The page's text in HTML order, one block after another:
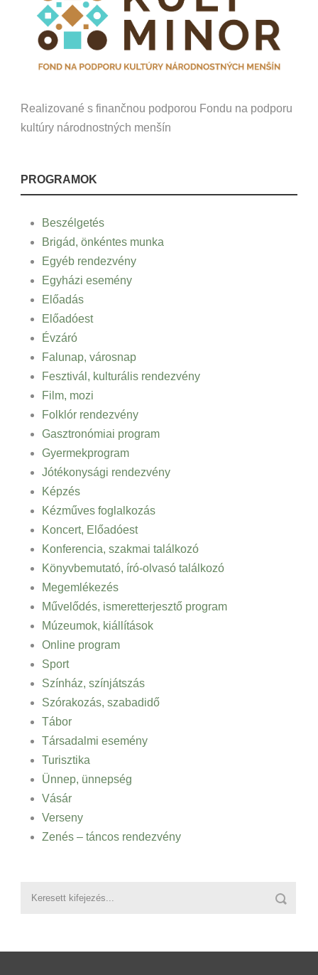
Realizované s finančnou podporou Fondu na podporu
kultúry národnostných menšín
PROGRAMOK
Beszélgetés
Brigád, önkéntes munka
Egyéb rendezvény
Egyházi esemény
Előadás
Előadóest
Évzáró
Falunap, városnap
Fesztivál, kulturális rendezvény
Film, mozi
Folklór rendezvény
Gasztronómiai program
Gyermekprogram
Jótékonysági rendezvény
Képzés
Kézműves foglalkozás
Koncert, Előadóest
Konferencia, szakmai találkozó
Könyvbemutató, író-olvasó találkozó
Megemlékezés
Művelődés, ismeretterjesztő program
Múzeumok, kiállítások
Online program
Sport
Színház, színjátszás
Szórakozás, szabadidő
Tábor
Társadalmi esemény
Turisztika
Ünnep, ünnepség
Vásár
Verseny
Zenés – táncos rendezvény